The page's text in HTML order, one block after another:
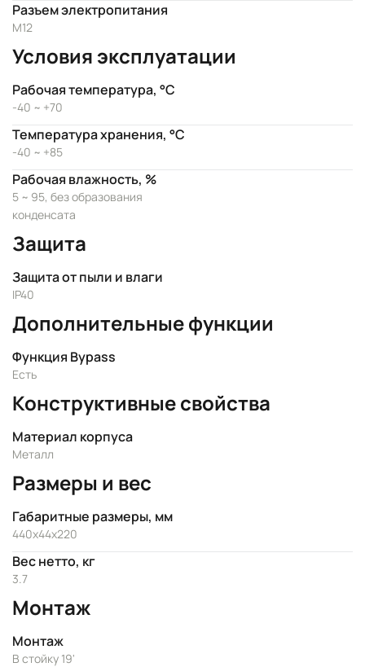
Разъем электропитания
M12
Условия эксплуатации
Рабочая температура, °C
-40 ~ +70
Температура хранения, °C
-40 ~ +85
Рабочая влажность, %
5 ~ 95, без образования
конденсата
Защита
Защита от пыли и влаги
IP40
Дополнительные функции
Функция Bypass
Есть
Конструктивные свойства
Материал корпуса
Металл
Размеры и вес
Габаритные размеры, мм
440x44x220
Вес нетто, кг
3.7
Монтаж
Монтаж
В стойку 19'